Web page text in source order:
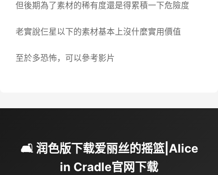
但後期為了素材的稀有度還是得累積一下危險度
老實說仨星以下的素材基本上沒什麼實用價值
至於多恐怖，可以參考影片
🛋️ 润色版下载爱丽丝的摇篮|Alice
in Cradle官网下载